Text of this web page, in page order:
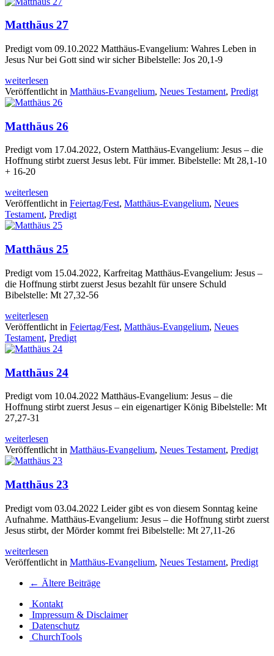
Matthäus 27
Predigt vom 09.10.2022 Matthäus-Evangelium: Wahres Leben in
Jesus Nur bei Gott sind wir sicher Bibelstelle: Jos 20,1-9
weiterlesen
Veröffentlicht in Matthäus-Evangelium, Neues Testament, Predigt
Matthäus 26
Predigt vom 17.04.2022, Ostern Matthäus-Evangelium: Jesus – die
Hoffnung stirbt zuerst Jesus lebt. Für immer. Bibelstelle: Mt 28,1-10
+ 16-20
weiterlesen
Veröffentlicht in Feiertag/Fest, Matthäus-Evangelium, Neues
Testament, Predigt
Matthäus 25
Predigt vom 15.04.2022, Karfreitag Matthäus-Evangelium: Jesus –
die Hoffnung stirbt zuerst Jesus bezahlt für unsere Schuld
Bibelstelle: Mt 27,32-56
weiterlesen
Veröffentlicht in Feiertag/Fest, Matthäus-Evangelium, Neues
Testament, Predigt
Matthäus 24
Predigt vom 10.04.2022 Matthäus-Evangelium: Jesus – die
Hoffnung stirbt zuerst Jesus – ein eigenartiger König Bibelstelle: Mt
27,27-31
weiterlesen
Veröffentlicht in Matthäus-Evangelium, Neues Testament, Predigt
Matthäus 23
Predigt vom 03.04.2022 Leider gibt es von diesem Sonntag keine
Aufnahme. Matthäus-Evangelium: Jesus – die Hoffnung stirbt zuerst
Jesus stirbt, der Mörder kommt frei Bibelstelle: Mt 27,11-26
weiterlesen
Veröffentlicht in Matthäus-Evangelium, Neues Testament, Predigt
Beitrags
Navigation
← Ältere Beiträge
Kontakt
Impressum & Disclaimer
Datenschutz
ChurchTools